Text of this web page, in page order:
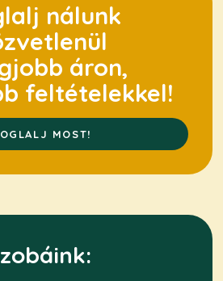
nálunk
áron,
feltételekkel!
MOST!